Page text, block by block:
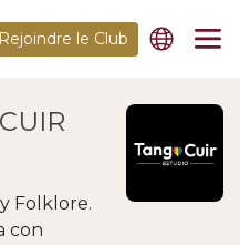
Rejoindre le Club
Folklore.
con